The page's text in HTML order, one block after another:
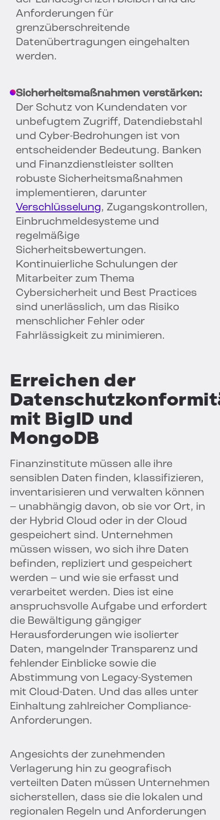
Anforderungen für
grenzüberschreitende
Datenübertragungen eingehalten
werden.
Sicherheitsmaßnahmen verstärken:
Der Schutz von Kundendaten vor
unbefugtem Zugriff, Datendiebstahl
und Cyber-Bedrohungen ist von
entscheidender Bedeutung. Banken
und Finanzdienstleister sollten
robuste Sicherheitsmaßnahmen
implementieren, darunter
Verschlüsselung, Zugangskontrollen,
Einbruchmeldesysteme und
regelmäßige
Sicherheitsbewertungen.
Kontinuierliche Schulungen der
Mitarbeiter zum Thema
Cybersicherheit und Best Practices
sind unerlässlich, um das Risiko
menschlicher Fehler oder
Fahrlässigkeit zu minimieren.
Erreichen der
mit BigID und
MongoDB
Finanzinstitute müssen alle ihre
sensiblen Daten finden, klassifizieren,
inventarisieren und verwalten können
– unabhängig davon, ob sie vor Ort, in
der Hybrid Cloud oder in der Cloud
gespeichert sind. Unternehmen
müssen wissen, wo sich ihre Daten
befinden, repliziert und gespeichert
werden – und wie sie erfasst und
verarbeitet werden. Dies ist eine
anspruchsvolle Aufgabe und erfordert
die Bewältigung gängiger
Herausforderungen wie isolierter
Daten, mangelnder Transparenz und
fehlender Einblicke sowie die
Abstimmung von Legacy-Systemen
mit Cloud-Daten. Und das alles unter
Einhaltung zahlreicher Compliance-
Anforderungen.
Angesichts der zunehmenden
Verlagerung hin zu geografisch
verteilten Daten müssen Unternehmen
sicherstellen, dass sie die lokalen und
regionalen Regeln und Anforderungen